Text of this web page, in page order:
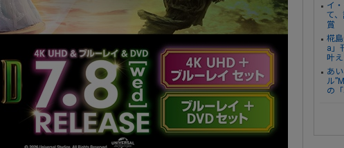
イ
て
賞
椛
a」
叶
あ
ル
の